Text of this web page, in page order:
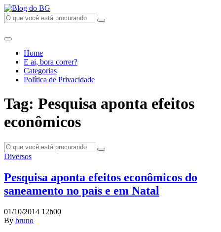
Home
E ai, bora correr?
Categorias
Política de Privacidade
Tag: Pesquisa aponta efeitos
econômicos
Diversos
Pesquisa aponta efeitos econômicos do
saneamento no país e em Natal
01/10/2014 12h00
By bruno